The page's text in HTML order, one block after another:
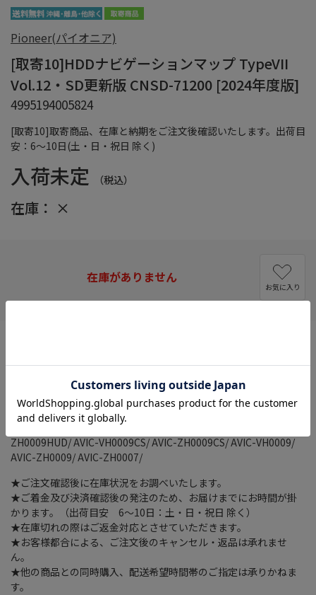
[取寄10]取寄商品、在庫と納期をご注文後確認いたします。出荷目
安：6～10日(土・日・祝日 除く)
Pioneer(パイオニア)
[取寄10]HDDナビゲーションマップ TypeVII
Vol.12・SD更新版 CNSD-71200 [2024年度版]
4995194005824
入荷未定 （税込）
在庫： ×
在庫がありません
お気に入り
ZH0999S/ AVIC-ZH0999L/ AVIC-VH0999/ AVIC-ZH0999W/ AVIC-
ZH0999/ AVIC-ZH0777W/ AVIC-ZH0777/ AVIC-VH0099H/ AVIC-
ZH0099WH/ AVIC-ZH0099H/ AVIC-VH0099S/ AVIC-ZH0099WS/
AVIC-ZH0099S/ AVIC-VH0099/ AVIC-ZH0099W/ AVIC-ZH0099/
AVIC-ZH0077W/ AVIC-ZH0077/ AVIC-VH0009HUD/ AVIC-
ZH0009HUD/ AVIC-VH0009CS/ AVIC-ZH0009CS/ AVIC-VH0009/
AVIC-ZH0009/ AVIC-ZH0007/
★ご注文確認後に在庫状況をお調べいたします。
★ご着金及び決済確認後の発注のため、お届けまでにお時間が掛
かります。（出荷目安 6～10日：土・日・祝日 除く）
★在庫切れの際はご返金対応とさせていただきます。
★お客様都合による、ご注文後のキャンセル・返品は承れませ
ん。
★他の商品との同時購入、配送希望時間帯のご指定は承りかねま
す。